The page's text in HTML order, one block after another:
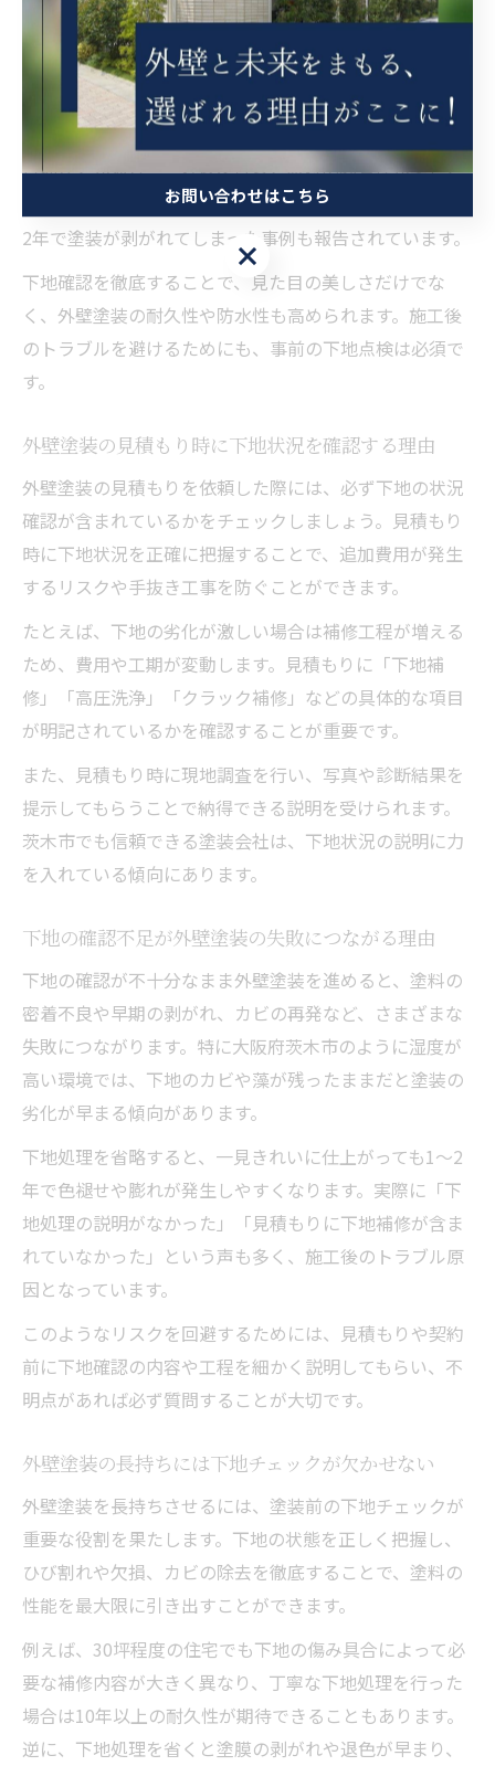
れを見逃すと塗料の剥がれや早期の色褪せにつながりま
す。
下地確認のポイントとしては、高圧洗浄による汚れの除
去や、クラック（ひび割れ）の補修、旧塗膜のはがれの
点検などがあり、これらを怠ると塗料の密着性が著しく
低下します。実際に、下地処理が不十分だったために1～
2年で塗装が剥がれてしまった事例も報告されています。
下地確認を徹底することで、見た目の美しさだけでな
く、外壁塗装の耐久性や防水性も高められます。施工後
のトラブルを避けるためにも、事前の下地点検は必須で
す。
外壁塗装の見積もり時に下地状況を確認する理由
外壁塗装の見積もりを依頼した際には、必ず下地の状況
確認が含まれているかをチェックしましょう。見積もり
時に下地状況を正確に把握することで、追加費用が発生
するリスクや手抜き工事を防ぐことができます。
たとえば、下地の劣化が激しい場合は補修工程が増える
ため、費用や工期が変動します。見積もりに「下地補
修」「高圧洗浄」「クラック補修」などの具体的な項目
が明記されているかを確認することが重要です。
また、見積もり時に現地調査を行い、写真や診断結果を
提示してもらうことで納得できる説明を受けられます。
茨木市でも信頼できる塗装会社は、下地状況の説明に力
を入れている傾向にあります。
下地の確認不足が外壁塗装の失敗につながる理由
下地の確認が不十分なまま外壁塗装を進めると、塗料の
密着不良や早期の剥がれ、カビの再発など、さまざまな
失敗につながります。特に大阪府茨木市のように湿度が
高い環境では、下地のカビや藻が残ったままだと塗装の
劣化が早まる傾向があります。
下地処理を省略すると、一見きれいに仕上がっても1～2
年で色褪せや膨れが発生しやすくなります。実際に「下
地処理の説明がなかった」「見積もりに下地補修が含ま
れていなかった」という声も多く、施工後のトラブル原
因となっています。
このようなリスクを回避するためには、見積もりや契約
前に下地確認の内容や工程を細かく説明してもらい、不
明点があれば必ず質問することが大切です。
外壁塗装の長持ちには下地チェックが欠かせない
外壁塗装を長持ちさせるには、塗装前の下地チェックが
重要な役割を果たします。下地の状態を正しく把握し、
ひび割れや欠損、カビの除去を徹底することで、塗料の
性能を最大限に引き出すことができます。
例えば、30坪程度の住宅でも下地の傷み具合によって必
要な補修内容が大きく異なり、丁寧な下地処理を行った
場合は10年以上の耐久性が期待できることもあります。
逆に、下地処理を省くと塗膜の剥がれや退色が早まり、
お問い合わせはこちら
お問い合わせはこちら